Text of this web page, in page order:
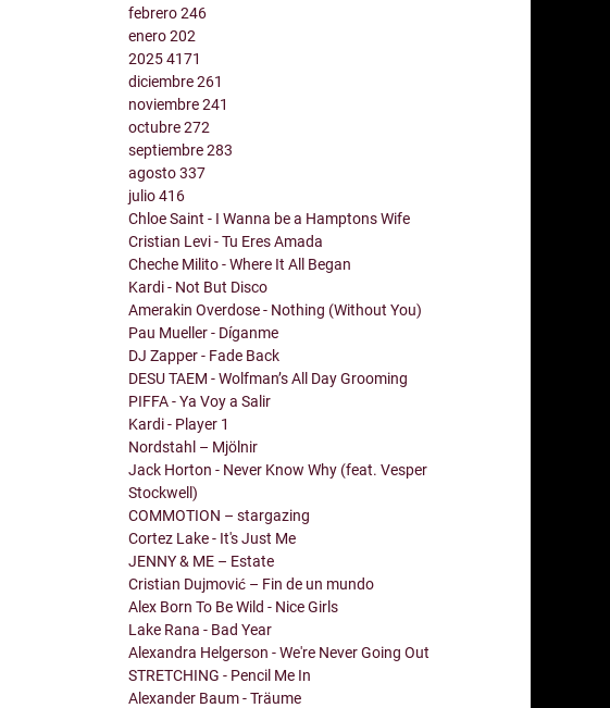
febrero246
enero202
20254171
diciembre261
noviembre241
octubre272
septiembre283
agosto337
julio416
Chloe Saint - I Wanna be a Hamptons Wife
Cristian Levi - Tu Eres Amada
Cheche Milito - Where It All Began
Kardi - Not But Disco
Amerakin Overdose - Nothing (Without You)
Pau Mueller - Díganme
DJ Zapper - Fade Back
DESU TAEM - Wolfman’s All Day Grooming
PIFFA - Ya Voy a Salir
Kardi - Player 1
Nordstahl – Mjölnir
Jack Horton - Never Know Why (feat. Vesper
Stockwell)
COMMOTION – stargazing
Cortez Lake - It's Just Me
JENNY & ME – Estate
Cristian Dujmović – Fin de un mundo
Alex Born To Be Wild - Nice Girls
Lake Rana - Bad Year
Alexandra Helgerson - We're Never Going Out
STRETCHING - Pencil Me In
Alexander Baum - Träume